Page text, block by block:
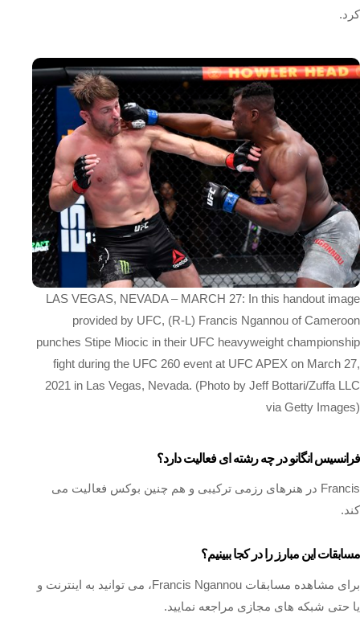
کرد.
LAS VEGAS, NEVADA – MARCH 27: In this handout image
provided by UFC, (R-L) Francis Ngannou of Cameroon
punches Stipe Miocic in their UFC heavyweight championship
fight during the UFC 260 event at UFC APEX on March 27,
2021 in Las Vegas, Nevada. (Photo by Jeff Bottari/Zuffa LLC
via Getty Images)
فرانسیس انگانو در چه رشته ای فعالیت دارد؟
Francis در هنرهای رزمی ترکیبی و هم چنین بوکس فعالیت می
کند.
مسابقات این مبارز را در کجا ببینیم؟
برای مشاهده مسابقات Francis Ngannou، می‌ توانید به اینترنت و
یا حتی شبکه‌ های مجازی مراجعه نمایید.